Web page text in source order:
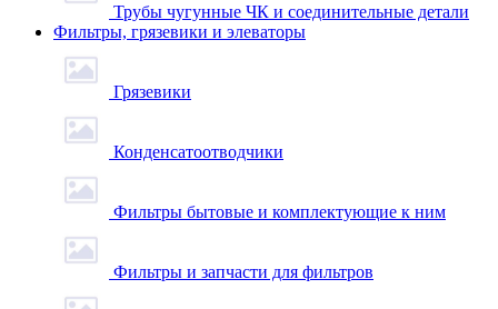
Трубы чугунные ЧК и соединительные детали
Фильтры, грязевики и элеваторы
Грязевики
Конденсатоотводчики
Фильтры бытовые и комплектующие к ним
Фильтры и запчасти для фильтров